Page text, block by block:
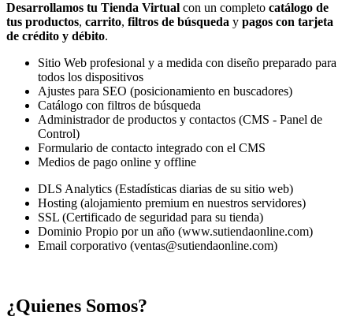
Desarrollamos tu Tienda Virtual con un completo catálogo de
tus productos, carrito, filtros de búsqueda y pagos con tarjeta
de crédito y débito.
Sitio Web profesional y a medida con diseño preparado para
todos los dispositivos
Ajustes para SEO (posicionamiento en buscadores)
Catálogo con filtros de búsqueda
Administrador de productos y contactos (CMS - Panel de
Control)
Formulario de contacto integrado con el CMS
Medios de pago online y offline
DLS Analytics (Estadísticas diarias de su sitio web)
Hosting (alojamiento premium en nuestros servidores)
SSL (Certificado de seguridad para su tienda)
Dominio Propio por un año (www.sutiendaonline.com)
Email corporativo (ventas@sutiendaonline.com)
¿Quienes Somos?